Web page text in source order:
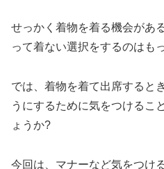
せっかく着物を着る機会があ
って着ない選択をするのはも
では、着物を着て出席すると
うにするために気をつけるこ
ょうか?
今回は、マナーなど気をつけ